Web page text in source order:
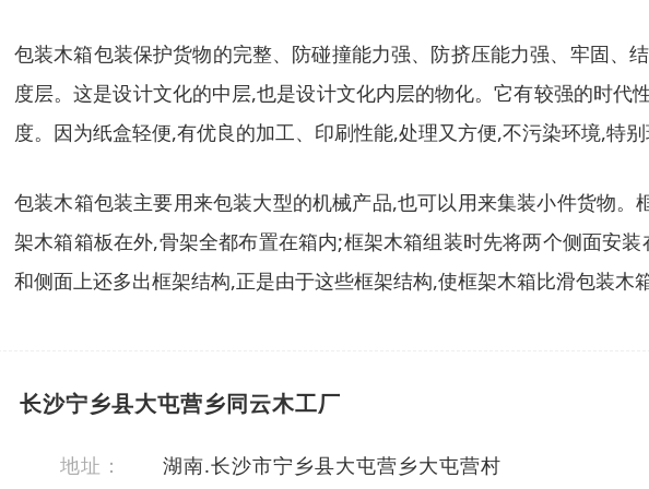
包装木箱包装保护货物的完整、防碰撞能力强、防挤压能力强、牢固、
度层。这是设计文化的中层,也是设计文化内层的物化。它有较强的时
度。因为纸盒轻便,有优良的加工、印刷性能,处理又方便,不污染环境,特
包装木箱包装主要用来包装大型的机械产品,也可以用来集装小件货物
架木箱箱板在外,骨架全都布置在箱内;框架木箱组装时先将两个侧面安
和侧面上还多出框架结构,正是由于这些框架结构,使框架木箱比滑包装木
长沙宁乡县大屯营乡同云木工厂
地址： 湖南.长沙市宁乡县大屯营乡大屯营村